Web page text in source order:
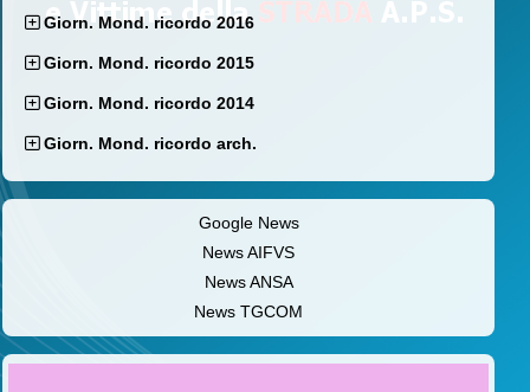
Giorn. Mond. ricordo 2016
Giorn. Mond. ricordo 2015
Giorn. Mond. ricordo 2014
Giorn. Mond. ricordo arch.
Google News
News AIFVS
News ANSA
News TGCOM